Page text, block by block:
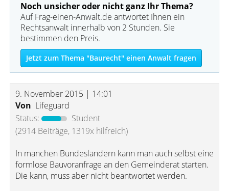
Noch unsicher oder nicht ganz Ihr Thema?
Auf Frag-einen-Anwalt.de antwortet Ihnen ein
Rechtsanwalt innerhalb von 2 Stunden. Sie
bestimmen den Preis.
Jetzt zum Thema "Baurecht" einen Anwalt fragen
9. November 2015 | 14:01
Von Lifeguard
Status:
Student
(2914 Beiträge, 1319x hilfreich)
In manchen Bundesländern kann man auch selbst eine
formlose Bauvoranfrage an den Gemeinderat starten.
Die kann, muss aber nicht beantwortet werden.